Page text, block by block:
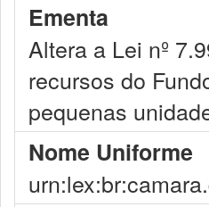
Ementa
Altera a Lei nº
recursos do
pequenas
Nome Uniforme